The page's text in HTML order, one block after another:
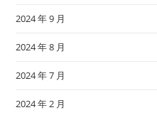
2024 年 9 月
2024 年 8 月
2024 年 7 月
2024 年 2 月